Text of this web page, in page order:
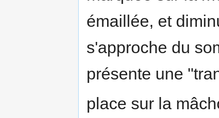
émaillée, et
s'approche du
présente une
place sur la